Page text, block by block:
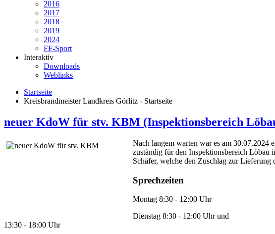
2016
2017
2018
2019
2024
FF-Sport
Interaktiv
Downloads
Weblinks
Startseite
Kreisbrandmeister Landkreis Görlitz - Startseite
neuer KdoW für stv. KBM (Inspektionsbereich
Nach langem warten war es am 30.07.2024
zuständig für den Inspektionsbereich Löbau
Schäfer, welche den Zuschlag zur Lieferung
Sprechzeiten
Montag 8:30 - 12:00 Uhr
Dienstag 8:30 - 12:00 Uhr und
13:30 - 18:00 Uhr